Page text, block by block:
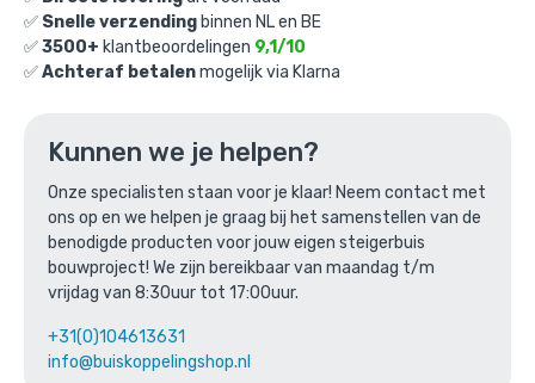
✅ Snelle verzending binnen NL en BE
✅3500+ klantbeoordelingen 9,1/10
✅Achteraf betalenmogelijk via Klarna
Kunnen we je helpen?
Onze specialisten staan voor je klaar! Neem contact met
ons op en we helpen je graag bij het samenstellen van de
benodigde producten voor jouw eigen steigerbuis
bouwproject! We zijn bereikbaar van maandag t/m
vrijdag van 8:30uur tot 17:00uur.
+31(0)104613631
info@buiskoppelingshop.nl
€317,26 excl. BTW
Ga naar winkelmandje
Bovenstaande product wordt vaak
gecombineerd met: